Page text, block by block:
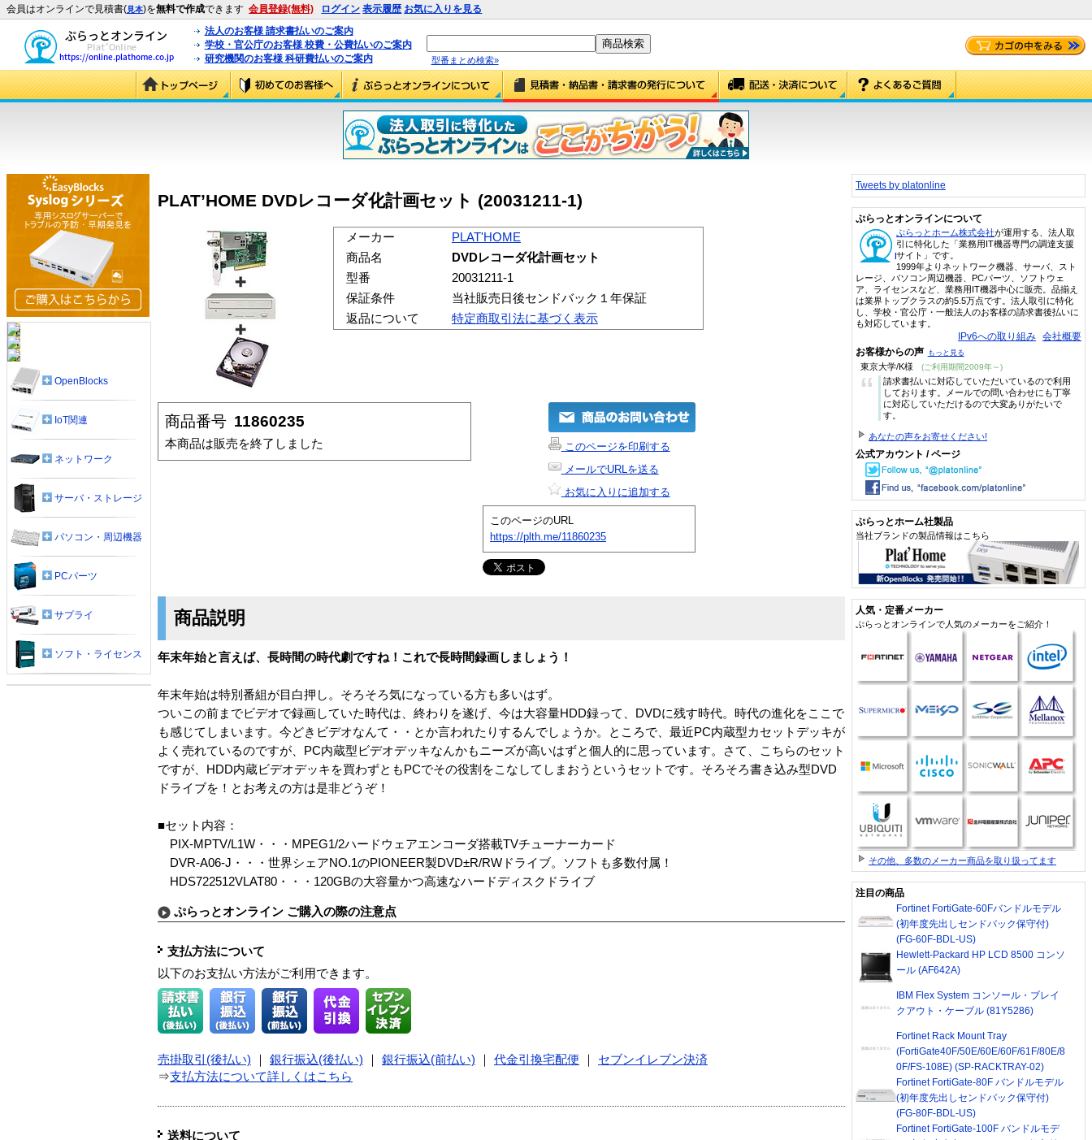
会員はオンラインで見積書(見本)を無料で作成できます 会員登録(無料) ログイン 表示履歴 お気に入りを見る
法人のお客様 請求書払いのご案内
学校・官公庁のお客様 校費・公費払いのご案内
研究機関のお客様 科研費払いのご案内
型番まとめ検索»
PLAT’HOME DVDレコーダ化計画セット (20031211-1)
メーカー
PLAT'HOME
商品名
DVDレコーダ化計画セット
型番
20031211-1
保証条件
当社販売日後センドバック１年保証
返品について
特定商取引法に基づく表示
商品番号 11860235
本商品は販売を終了しました
このページを印刷する
メールでURLを送る
お気に入りに追加する
このページのURL
https://plth.me/11860235
商品説明
年末年始と言えば、長時間の時代劇ですね！これで長時間録画しましょう！
年末年始は特別番組が目白押し。そろそろ気になっている方も多いはず。
ついこの前までビデオで録画していた時代は、終わりを遂げ、今は大容量HDD録って、DVDに残す時代。時代の進化をここで
も感じてしまいます。今どきビデオなんて・・とか言われたりするんでしょうか。ところで、最近PC内蔵型カセットデッキが
よく売れているのですが、PC内蔵型ビデオデッキなんかもニーズが高いはずと個人的に思っています。さて、こちらのセット
ですが、HDD内蔵ビデオデッキを買わずともPCでその役割をこなしてしまおうというセットです。そろそろ書き込み型DVD
ドライブを！とお考えの方は是非どうぞ！
■セット内容：
PIX-MPTV/L1W・・・MPEG1/2ハードウェアエンコーダ搭載TVチューナーカード
DVR-A06-J・・・世界シェアNO.1のPIONEER製DVD±R/RWドライブ。ソフトも多数付属！
HDS722512VLAT80・・・120GBの大容量かつ高速なハードディスクドライブ
ぷらっとオンライン ご購入の際の注意点
支払方法について
以下のお支払い方法がご利用できます。
売掛取引(後払い) 銀行振込(後払い) 銀行振込(前払い) 代金引換宅配便
セブンイレブン決済
⇒支払方法について詳しくはこちら
送料について
OpenBlocks
IoT関連
ネットワーク
サーバ・ストレージ
パソコン・周辺機器
PCパーツ
サプライ
ソフト・ライセンス
Tweets by platonline
ぷらっとオンラインについて
ぷらっとホーム株式会社が運用する、法人取
引に特化した「業務用IT機器専門の調達支援
サイト」です。
1999年よりネットワーク機器、サーバ、スト
レージ、パソコン周辺機器、PCパーツ、ソフトウェ
ア、ライセンスなど、業務用IT機器中心に販売。品揃え
は業界トップクラスの約5.5万点です。法人取引に特化
し、学校・官公庁・一般法人のお客様の請求書後払いに
も対応しています。
IPv6への取り組み 会社概要
お客様からの声 もっと見る
東京大学/K様 (ご利用期間2009年～)
“
請求書払いに対応していただいているので利用
しております。メールでの問い合わせにも丁寧
に対応していただけるので大変ありがたいで
す。
あなたの声をお寄せください!
公式アカウント / ページ
ぷらっとホーム社製品
当社ブランドの製品情報はこちら
人気・定番メーカー
ぷらっとオンラインで人気のメーカーをご紹介！
その他、多数のメーカー商品を取り扱ってます
注目の商品
Fortinet FortiGate-60Fバンドルモデル
(初年度先出しセンドバック保守付)
(FG-60F-BDL-US)
Hewlett-Packard HP LCD 8500 コンソ
ール (AF642A)
IBM Flex System コンソール・ブレイ
クアウト・ケーブル (81Y5286)
Fortinet Rack Mount Tray
(FortiGate40F/50E/60E/60F/61F/80E/8
0F/FS-108E) (SP-RACKTRAY-02)
Fortinet FortiGate-80F バンドルモデル
(初年度先出しセンドバック保守付)
(FG-80F-BDL-US)
Fortinet FortiGate-100F バンドルモデ